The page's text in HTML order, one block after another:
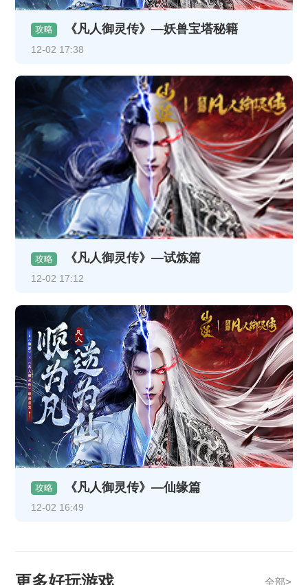
攻略 《凡人御灵传》—妖兽宝塔秘籍
12-02 17:38
攻略 《凡人御灵传》—试炼篇
12-02 17:12
攻略 《凡人御灵传》—仙缘篇
12-02 16:49
全部>